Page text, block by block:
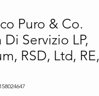
Puro & Co.
Di Servizio LP,
RSD, Ltd, RE,